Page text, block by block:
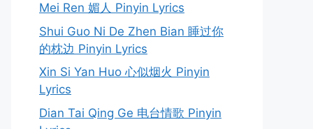
Mei Ren 媚人 Pinyin Lyrics
Shui Guo Ni De Zhen Bian 睡过你
的枕边 Pinyin Lyrics
Xin Si Yan Huo 心似烟火 Pinyin
Lyrics
Dian Tai Qing Ge 电台情歌 Pinyin